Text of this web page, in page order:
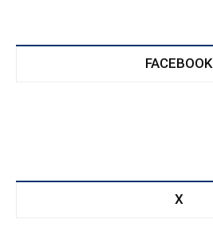
FACEBOOK
X